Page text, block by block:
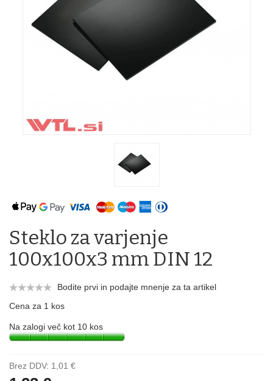
Steklo za varjenje
100x100x3 mm DIN 12
Bodite prvi in podajte mnenje za ta artikel
Cena za 1 kos
Na zalogi več kot 10 kos
Brez DDV: 1,01 €